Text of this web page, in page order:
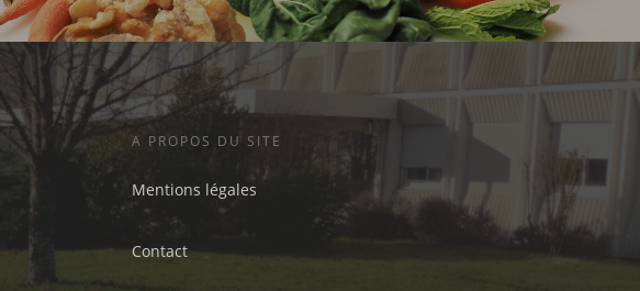
A PROPOS DU SITE
Mentions légales
Contact